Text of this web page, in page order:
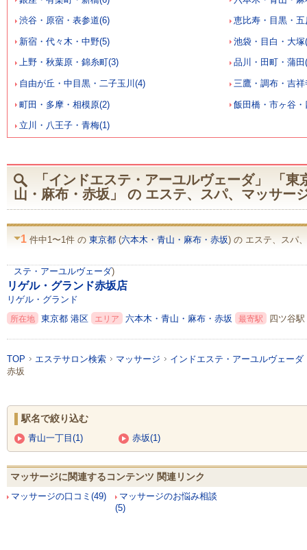
渋谷・原宿・表参道(6) 恵比寿・目黒・五
新宿・代々木・中野(5) 池袋・目白・大塚
上野・秋葉原・錦糸町(3) 品川・田町・蒲田
自由が丘・中目黒・二子玉川(4) 三鷹・調布・吉祥
町田・多摩・相模原(2) 飯田橋・市ヶ谷・
立川・八王子・青梅(1)
「インドエステ・アーユルヴェーダ」 「東
山・麻布・赤坂」 の エステ、スパ、マッサー
1 件中1〜1件 の 東京都 (六本木・青山・麻布・赤坂) の エステ、スパ
ステ・アーユルヴェーダ)
リゲル・グランド赤坂店
リゲル・グランド
所在地 東京都 港区 エリア 六本木・青山・麻布・赤坂 最寄駅 四ツ谷
TOP エステサロン検索 マッサージ
インドエステ・アーユルヴェーダ
赤坂
駅名で絞り込む
青山一丁目(1) 赤坂(1)
マッサージに関連するコンテンツ 関連リンク
マッサージの口コミ(49)
マッサージのお悩み相談
(5)